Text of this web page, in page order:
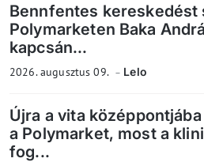
Bennfentes kereskedést
Polymarketen Baka
kapcsán...
2026. augusztus 09. Lelo
Újra a vita
a Polymarket, most a
fog...